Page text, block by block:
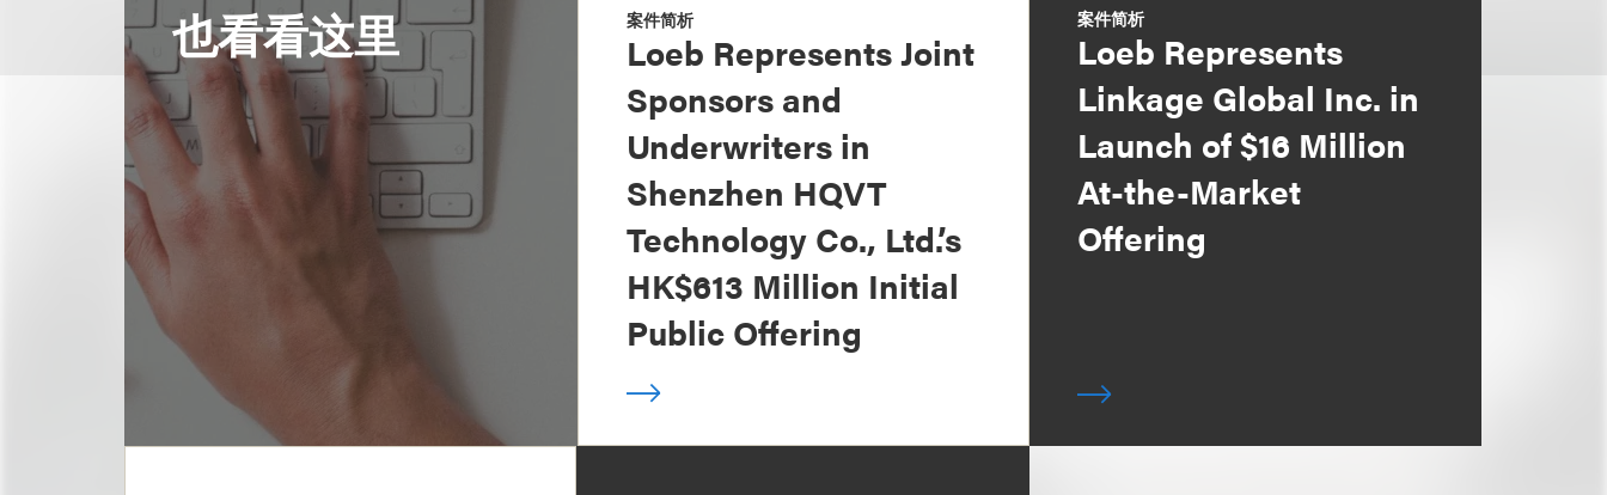
也看看这里 案件简析
Loeb Represents Joint
Sponsors and
Underwriters in
Shenzhen HQVT
Technology Co., Ltd.’s
HK$613 Million Initial
Public Offering
案件简析
Loeb Represents
Linkage Global Inc. in
Launch of $16 Million
At-the-Market
Offering